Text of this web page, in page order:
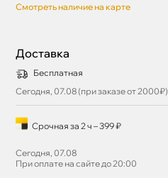
Смотреть наличие на карте
Доставка
Бесплатная
Сегодня, 07.08 (при заказе от 2000₽)
Срочная за 2 ч – 399 ₽
Сегодня, 07.08
При оплате на сайте до 20:00